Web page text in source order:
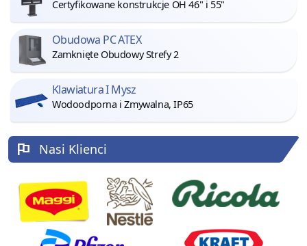
Certyfikowane konstrukcje OH 46" i 55"
Obudowa PC ATEX
Zamknięte Obudowy Strefy 2
Klawiatura I Mysz
Wodoodporna i Zmywalna, IP65
Nasi Klienci